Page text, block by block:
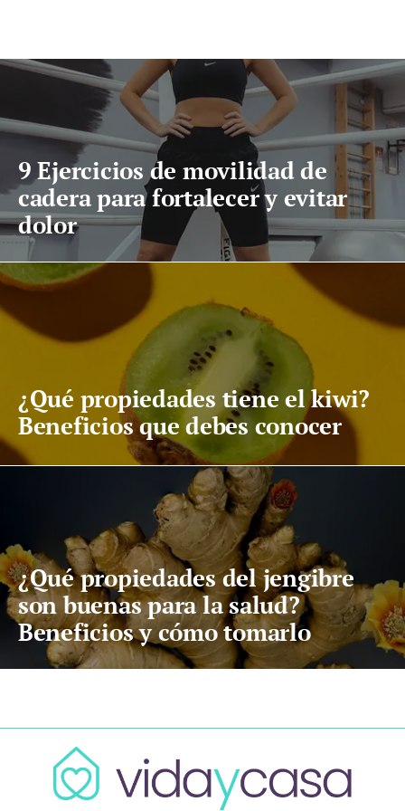
9 Ejercicios de movilidad de
cadera para fortalecer y evitar
dolor
¿Qué propiedades tiene el kiwi?
Beneficios que debes conocer
¿Qué propiedades del jengibre
son buenas para la salud?
Beneficios y cómo tomarlo